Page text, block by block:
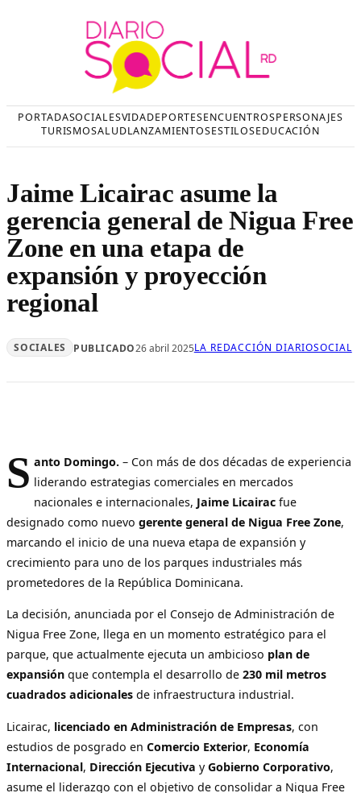
PORTADASOCIALESVIDADEPORTESENCUENTROSPERSONAJES
TURISMOSALUDLANZAMIENTOSESTILOSEDUCACIÓN
Jaime Licairac asume la
gerencia general de Nigua Free
Zone en una etapa de
expansión y proyección
regional
SOCIALES PUBLICADO26 abril 2025LA REDACCIÓN DIARIOSOCIAL
S anto Domingo. – Con más de dos décadas de experiencia
liderando estrategias comerciales en mercados
nacionales e internacionales, Jaime Licairac fue
designado como nuevo gerente general de Nigua Free Zone,
marcando el inicio de una nueva etapa de expansión y
crecimiento para uno de los parques industriales más
prometedores de la República Dominicana.
La decisión, anunciada por el Consejo de Administración de
Nigua Free Zone, llega en un momento estratégico para el
parque, que actualmente ejecuta un ambicioso plan de
expansión que contempla el desarrollo de 230 mil metros
cuadrados adicionales de infraestructura industrial.
Licairac, licenciado en Administración de Empresas, con
estudios de posgrado en Comercio Exterior, Economía
Internacional, Dirección Ejecutiva yGobierno Corporativo,
asume el liderazgo con el objetivo de consolidar a Nigua Free